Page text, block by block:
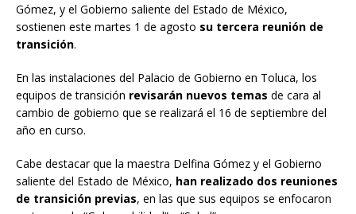
Gómez, y el Gobierno saliente del Estado de México,
sostienen este martes 1 de agosto su tercera reunión de
transición.
En las instalaciones del Palacio de Gobierno en Toluca, los
equipos de transición revisarán nuevos temas de cara al
cambio de gobierno que se realizará el 16 de septiembre del
año en curso.
Cabe destacar que la maestra Delfina Gómez y el Gobierno
saliente del Estado de México, han realizado dos reuniones
de transición previas, en las que sus equipos se enfocaron